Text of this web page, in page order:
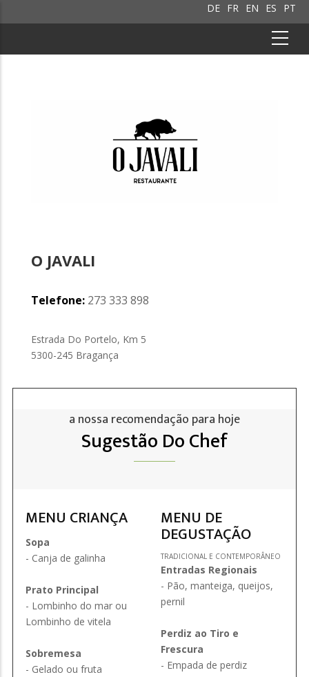
PT
ES
EN
FR
DE
O JAVALI
Telefone: 273 333 898
Estrada Do Portelo, Km 5
5300-245 Bragança
a nossa recomendação para hoje
Sugestão Do Chef
MENU CRIANÇA
Sopa
- Canja de galinha
Prato Principal
- Lombinho do mar ou
Lombinho de vitela
Sobremesa
- Gelado ou fruta
MENU DE
DEGUSTAÇÃO
TRADICIONAL E CONTEMPORÂNEO
Entradas Regionais
- Pão, manteiga, queijos,
pernil
Perdiz ao Tiro e
Frescura
- Empada de perdiz